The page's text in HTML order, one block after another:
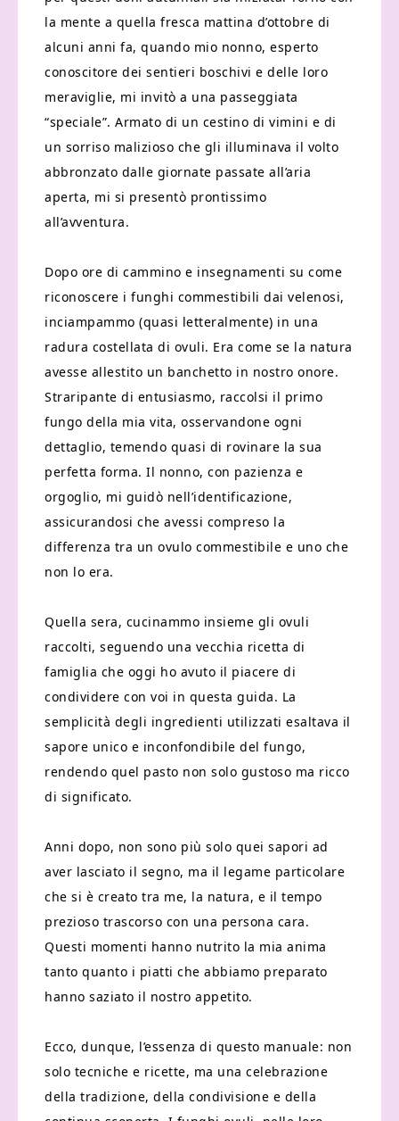
la mente a quella fresca mattina d’ottobre di
alcuni anni fa, quando mio nonno, esperto
conoscitore dei sentieri boschivi e delle loro
meraviglie, mi invitò a una passeggiata
“speciale”. Armato di un cestino di vimini e di
un sorriso malizioso che gli illuminava il volto
abbronzato dalle giornate passate all’aria
aperta, mi si presentò prontissimo
all’avventura.
Dopo ore di cammino e insegnamenti su come
riconoscere i funghi commestibili dai velenosi,
inciampammo (quasi letteralmente) in una
radura costellata di ovuli. Era come se la natura
avesse allestito un banchetto in nostro onore.
Straripante di entusiasmo, raccolsi il primo
fungo della mia vita, osservandone ogni
dettaglio, temendo quasi di rovinare la sua
perfetta forma. Il nonno, con pazienza e
orgoglio, mi guidò nell’identificazione,
assicurandosi che avessi compreso la
differenza tra un ovulo commestibile e uno che
non lo era.
Quella sera, cucinammo insieme gli ovuli
raccolti, seguendo una vecchia ricetta di
famiglia che oggi ho avuto il piacere di
condividere con voi in questa guida. La
semplicità degli ingredienti utilizzati esaltava il
sapore unico e inconfondibile del fungo,
rendendo quel pasto non solo gustoso ma ricco
di significato.
Anni dopo, non sono più solo quei sapori ad
aver lasciato il segno, ma il legame particolare
che si è creato tra me, la natura, e il tempo
prezioso trascorso con una persona cara.
Questi momenti hanno nutrito la mia anima
tanto quanto i piatti che abbiamo preparato
hanno saziato il nostro appetito.
Ecco, dunque, l’essenza di questo manuale: non
solo tecniche e ricette, ma una celebrazione
della tradizione, della condivisione e della